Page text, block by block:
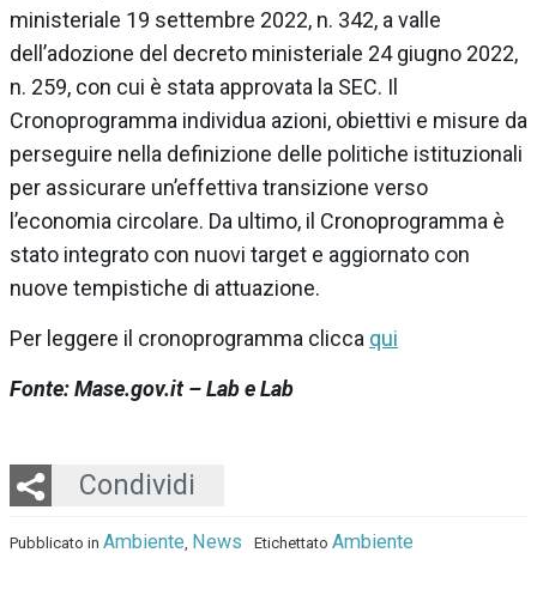
ministeriale 19 settembre 2022, n. 342, a valle
dell’adozione del decreto ministeriale 24 giugno 2022,
n. 259, con cui è stata approvata la SEC. Il
Cronoprogramma individua azioni, obiettivi e misure da
perseguire nella definizione delle politiche istituzionali
per assicurare un’effettiva transizione verso
l’economia circolare. Da ultimo, il Cronoprogramma è
stato integrato con nuovi target e aggiornato con
nuove tempistiche di attuazione.
Per leggere il cronoprogramma clicca qui
Fonte: Mase.gov.it – Lab e Lab
Condividi
Twitter
LinkedIn
Email
Whatsapp
Pubblicato in Ambiente News Etichettato Ambiente